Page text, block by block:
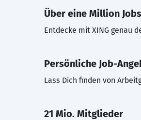
Über eine Million Jobs
Entdecke mit XING genau
Persönliche Job-
Lass Dich finden von
21 Mio. Mitglieder